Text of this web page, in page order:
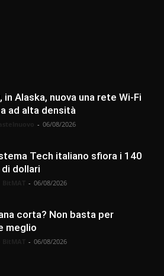
in Alaska, nuova una rete Wi-Fi
ad alta densità
- 06/08/2026
Tech italiano sfiora i 140
dollari
- 06/08/2026
corta? Non basta per
meglio
- 06/08/2026